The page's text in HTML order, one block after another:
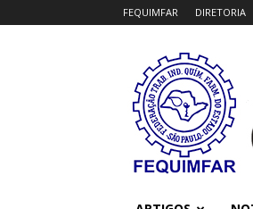
FEQUIMFAR DIRETORIA